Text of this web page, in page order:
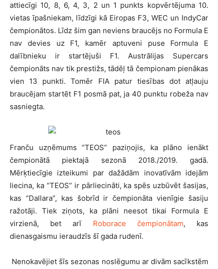
attiecīgi 10, 8, 6, 4, 3, 2 un 1 punkts kopvērtējuma 10.
vietas īpašniekam, līdzīgi kā Eiropas F3, WEC un IndyCar
čempionātos. Līdz šim gan neviens braucējs no Formula E
nav devies uz F1, kamēr aptuveni puse Formula E
dalībnieku ir startējuši F1. Austrālijas Supercars
čempionāts nav tik prestižs, tādēļ tā čempionam pienākas
vien 13 punkti. Tomēr FIA patur tiesības dot atļauju
braucējam startēt F1 posmā pat, ja 40 punktu robeža nav
sasniegta.
Franču uzņēmums “TEOS” paziņojis, ka plāno ienākt
čempionātā piektajā sezonā 2018./2019. gadā.
Mērķtiecīgie izteikumi par dažādām inovatīvām idejām
liecina, ka “TEOS” ir pārliecināti, ka spēs uzbūvēt šasijas,
kas “Dallara”, kas šobrīd ir čempionāta vienīgie šasiju
ražotāji. Tiek ziņots, ka plāni neesot tikai Formula E
virzienā, bet arī Roborace čempionātam, kas
dienasgaismu ieraudzīs šī gada rudenī.
Nenokavējiet šīs sezonas noslēgumu ar divām sacīkstēm